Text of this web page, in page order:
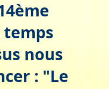
nous
: "Le